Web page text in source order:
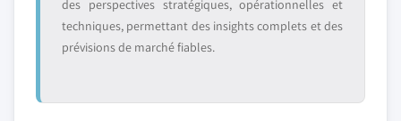
des perspectives stratégiques, opérationnelles et
techniques, permettant des insights complets et des
prévisions de marché fiables.